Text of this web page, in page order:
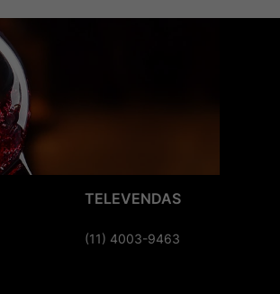
TELEVENDAS
(11) 4003-9463